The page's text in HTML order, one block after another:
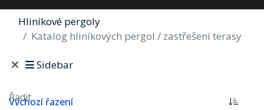
Hliníkové pergoly
Katalog hliníkových pergol / zastřešení terasy
Sidebar
Řadit